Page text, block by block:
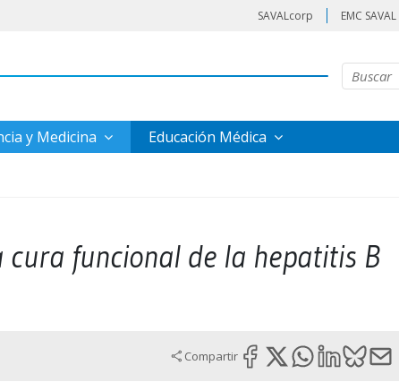
SAVALcorp EMC SAVAL
y Medicina Educación Médica
cura funcional de la hepatitis B
Compartir